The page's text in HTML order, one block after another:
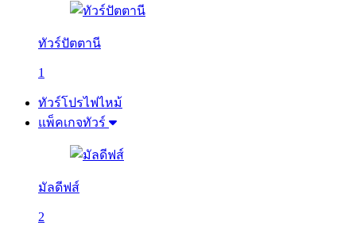
ทัวร์ปัตตานี
1
ทัวร์โปรไฟไหม้
แพ็คเกจทัวร์
มัลดีฟส์
2